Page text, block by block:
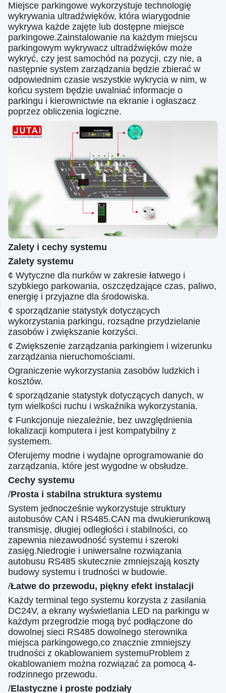
Miejsce parkingowe wykorzystuje technologię
wykrywania ultradźwięków, która wiarygodnie
wykrywa każde zajęte lub dostępne miejsce
parkingowe.Zainstalowanie na każdym miejscu
parkingowym wykrywacz ultradźwięków może
wykryć, czy jest samochód na pozycji, czy nie, a
następnie system zarządzania będzie zbierać w
odpowiednim czasie wszystkie wykrycia w nim, w
końcu system będzie uwalniać informacje o
parkingu i kierownictwie na ekranie i ogłaszacz
poprzez obliczenia logiczne.
Zalety i cechy systemu
Zalety systemu
¢ Wytyczne dla nurków w zakresie łatwego i
szybkiego parkowania, oszczędzające czas, paliwo,
energię i przyjazne dla środowiska.
¢ sporządzanie statystyk dotyczących
wykorzystania parkingu, rozsądne przydzielanie
zasobów i zwiększanie korzyści.
¢ Zwiększenie zarządzania parkingiem i wizerunku
zarządzania nieruchomościami.
Ograniczenie wykorzystania zasobów ludzkich i
kosztów.
¢ sporządzanie statystyk dotyczących danych, w
tym wielkości ruchu i wskaźnika wykorzystania.
¢ Funkcjonuje niezależnie, bez uwzględnienia
lokalizacji komputera i jest kompatybilny z
systemem.
Oferujemy modne i wydajne oprogramowanie do
zarządzania, które jest wygodne w obsłudze.
Cechy systemu
/Prosta i stabilna struktura systemu
System jednocześnie wykorzystuje struktury
autobusów CAN i RS485.CAN ma dwukierunkową
transmisję, długiej odległości i stabilności, co
zapewnia niezawodność systemu i szeroki
zasięg.Niedrogie i uniwersalne rozwiązania
autobusu RS485 skutecznie zmniejszają koszty
budowy systemu i trudności w budowie.
/Łatwe do przewodu, piękny efekt instalacji
Każdy terminal tego systemu korzysta z zasilania
DC24V, a ekrany wyświetlania LED na parkingu w
każdym przegrodzie mogą być podłączone do
dowolnej sieci RS485 dowolnego sterownika
miejsca parkingowego,co znacznie zmniejszy
trudności z okablowaniem systemuProblem z
okablowaniem można rozwiązać za pomocą 4-
rodzinnego przewodu.
/Elastyczne i proste podziały